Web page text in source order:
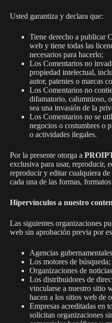
Usted garantiza y declara que:
Tiene derecho a publicar
web y tiene todas las
necesarios para hacerlo;
Los Comentarios no
propiedad intelectual,
autor, patentes o marcas
Los Comentarios no
difamatorio, calumnioso,
sea una invasión de la
Los Comentarios no se
negocios o costumbres o
o actividades ilegales.
Por la presente otorga a
exclusiva para usar, reproducir,
reproducir y editar cualquiera
cada una de las formas,
Hipervínculos a nuestro
Las siguientes organizaciones
web sin aprobación previa por
Agencias
Los motores de búsqueda;
Organizaciones de
Los distribuidores de
vincularse a nuestro sitio
hacen a los sitios web de
Empresas acreditadas en
solicitan organizaciones